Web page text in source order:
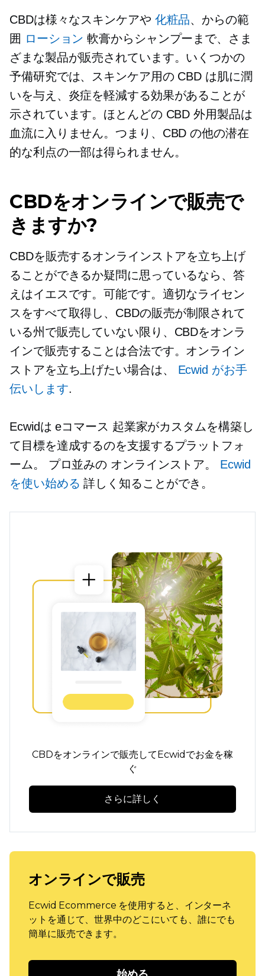
CBDは様々なスキンケアや 化粧品、からの範
囲 ローション 軟膏からシャンプーまで、さま
ざまな製品が販売されています。いくつかの
予備研究では、スキンケア用の CBD は肌に潤
いを与え、炎症を軽減する効果があることが
示されています。ほとんどの CBD 外用製品は
血流に入りません。つまり、CBD の他の潜在
的な利点の一部は得られません。
CBDをオンラインで販売で
きますか?
CBDを販売するオンラインストアを立ち上げ
ることができるか疑問に思っているなら、答
えはイエスです。可能です。適切なライセン
スをすべて取得し、CBDの販売が制限されて
いる州で販売していない限り、CBDをオンラ
インで販売することは合法です。オンライン
ストアを立ち上げたい場合は、 Ecwid がお手
伝いします.
Ecwidはeコマース 起業家がカスタムを構築し
て目標を達成するのを支援するプラットフォ
ーム。 プロ並みの オンラインストア。 Ecwid
を使い始める 詳しく知ることができ。
CBDをオンラインで販売してEcwidでお金を稼
ぐ
さらに詳しく
オンラインで販売
Ecwid Ecommerce を使用すると、インターネ
ットを通じて、世界中のどこにいても、誰にでも
簡単に販売できます。